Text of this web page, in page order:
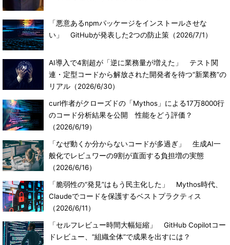
「悪意あるnpmパッケージをインストールさせな
い」 GitHubが発表した2つの防止策 （2026/7/1）
AI導入で4割超が「逆に業務量が増えた」 テスト関
連・定型コードから解放された開発者を待つ“新業務”の
リアル （2026/6/30）
curl作者がクローズドの「Mythos」による17万8000行
のコード分析結果を公開 性能をどう評価？
（2026/6/19）
「なぜ動くか分からないコードが多過ぎ」 生成AI一
般化でレビュワーの9割が直面する負担増の実態
（2026/6/16）
「脆弱性の“発見”はもう民主化した」 Mythos時代、
Claudeでコードを保護するベストプラクティス
（2026/6/11）
「セルフレビュー時間大幅短縮」 GitHub Copilotコー
ドレビュー、“組織全体”で成果を出すには？